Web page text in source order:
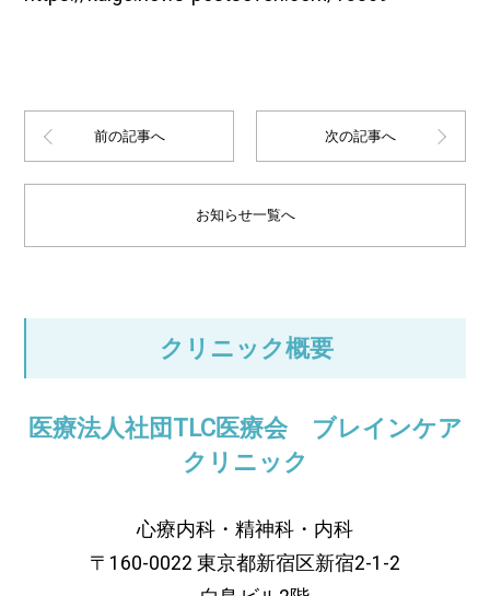
前の記事へ 次の記事へ
お知らせ一覧へ
クリニック概要
医療法人社団TLC医療会 ブレインケア
クリニック
心療内科・精神科・内科
〒160-0022 東京都新宿区新宿2-1-2